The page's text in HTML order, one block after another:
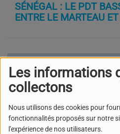
Les informations
collectons
Nous utilisons des cookies pour
fonctionnalités proposés sur notre
l'expérience de nos utilisateurs.
SÉNÉGAL : LE PDT
ENTRE LE MARTEAU